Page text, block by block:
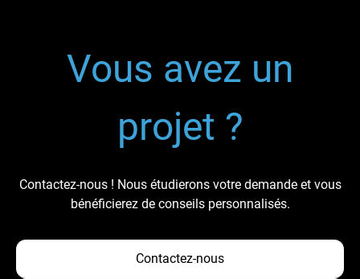
Vous avez un
projet ?
Contactez-nous ! Nous étudierons votre demande et vous
bénéficierez de conseils personnalisés.
Contactez-nous